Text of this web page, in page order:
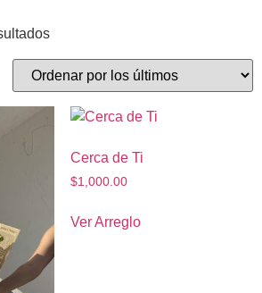
Cerca de Ti
$1,000.00
Ver Arreglo